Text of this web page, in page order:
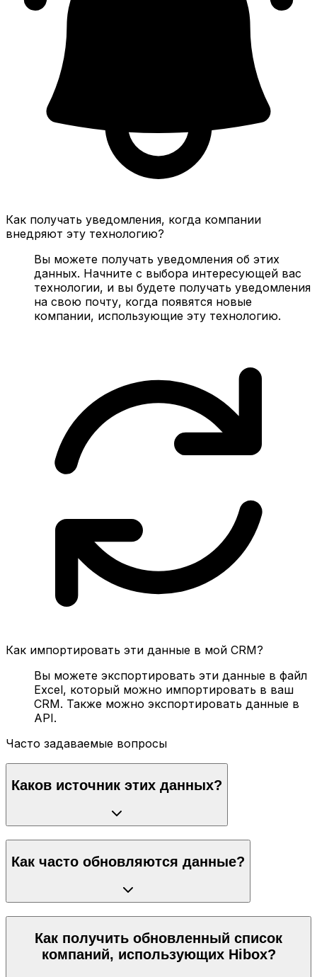
Как получать уведомления, когда компании
внедряют эту технологию?
Вы можете получать уведомления об этих
данных. Начните с выбора интересующей вас
технологии, и вы будете получать уведомления
на свою почту, когда появятся новые
компании, использующие эту технологию.
Как импортировать эти данные в мой CRM?
Вы можете экспортировать эти данные в файл
Excel, который можно импортировать в ваш
CRM. Также можно экспортировать данные в
API.
Часто задаваемые вопросы
Каков источник этих данных?
Как часто обновляются данные?
Как получить обновленный список
компаний, использующих Hibox?